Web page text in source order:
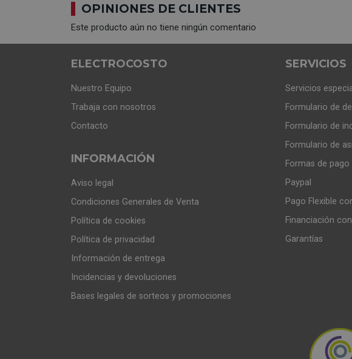
OPINIONES DE CLIENTES
Este producto aún no tiene ningún comentario
ELECTROCOSTO
Nuestro Equipo
Trabaja con nosotros
Contacto
INFORMACIÓN
Aviso legal
Condiciones Generales de Venta
Política de cookies
Política de privacidad
Información de entrega
Incidencias y devoluciones
Bases legales de sorteos y promociones
SERVICIOS
Servicios
Formulario de
Formulario de
Formulario de
Formas de pago
Paypal
Pago Flexible
Financiación
Garantías